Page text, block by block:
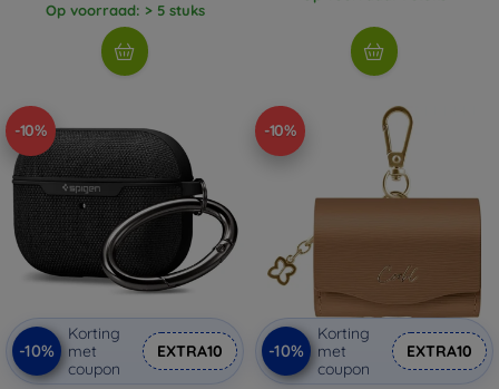
Op voorraad: > 5 stuks
-10%
-10%
Korting
met
coupon
EXTRA10
-10%
-10%
Korting
met
coupon
EXTRA10